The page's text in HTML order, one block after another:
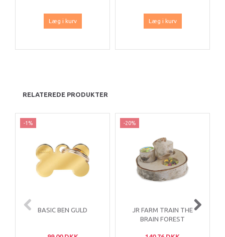
Læg i kurv Læg i kurv
RELATEREDE PRODUKTER
-1%
BASIC BEN GULD
-20%
JR FARM TRAIN THE
BRAIN FOREST